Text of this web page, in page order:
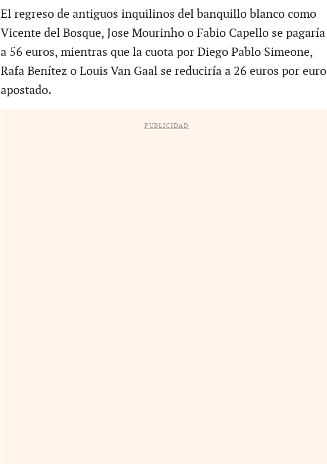
El regreso de antiguos inquilinos del banquillo blanco como
Vicente del Bosque, Jose Mourinho o Fabio Capello se pagaría
a 56 euros, mientras que la cuota por Diego Pablo Simeone,
Rafa Benítez o Louis Van Gaal se reduciría a 26 euros por euro
apostado.
PUBLICIDAD